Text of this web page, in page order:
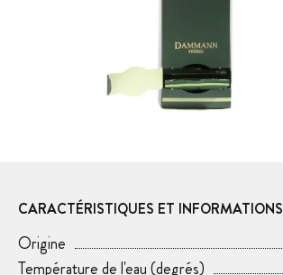
CARACTÉRISTIQUES ET INFORMATIONS
Origine
Température de l'eau (degrés)